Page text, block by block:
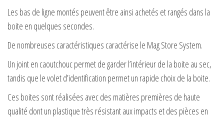
Les bas de ligne montés peuvent être ainsi achetés et rangés dans la
boite en quelques secondes.
De nombreuses caractéristiques caractérise le Mag Store System.
Un joint en caoutchouc permet de garder l’intérieur de la boite au sec,
tandis que le volet d’identification permet un rapide choix de la boite.
Ces boites sont réalisées avec des matières premières de haute
qualité dont un plastique très résistant aux impacts et des pièces en